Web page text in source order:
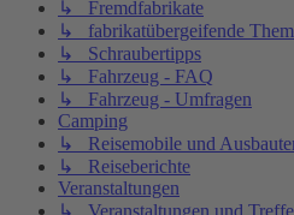
↳ Fremdfabrikate
↳ fabrikatübergeifende
↳ Schraubertipps
↳ Fahrzeug - FAQ
↳ Fahrzeug - Umfragen
Camping
↳ Reisemobile und
↳ Reiseberichte
Veranstaltungen